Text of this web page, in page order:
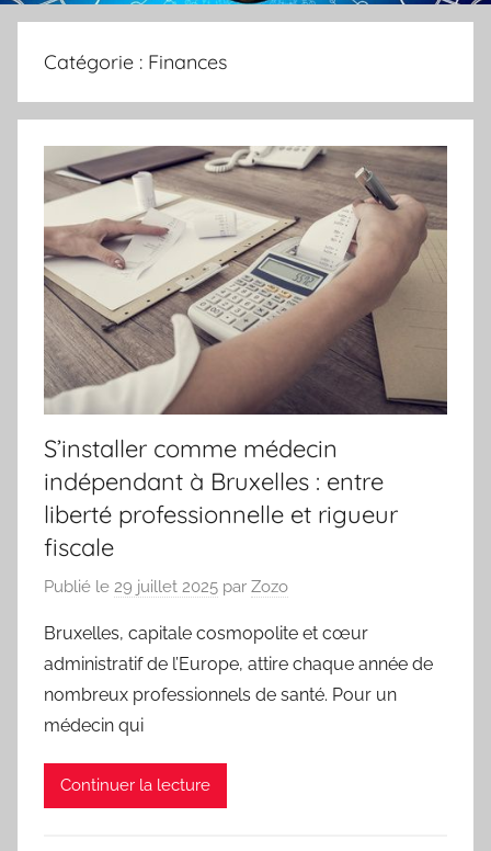
Catégorie : Finances
S’installer comme médecin
indépendant à Bruxelles : entre
liberté professionnelle et rigueur
fiscale
Publié le 29 juillet 2025 par Zozo
Bruxelles, capitale cosmopolite et cœur
administratif de l’Europe, attire chaque année de
nombreux professionnels de santé. Pour un
médecin qui
Continuer la lecture